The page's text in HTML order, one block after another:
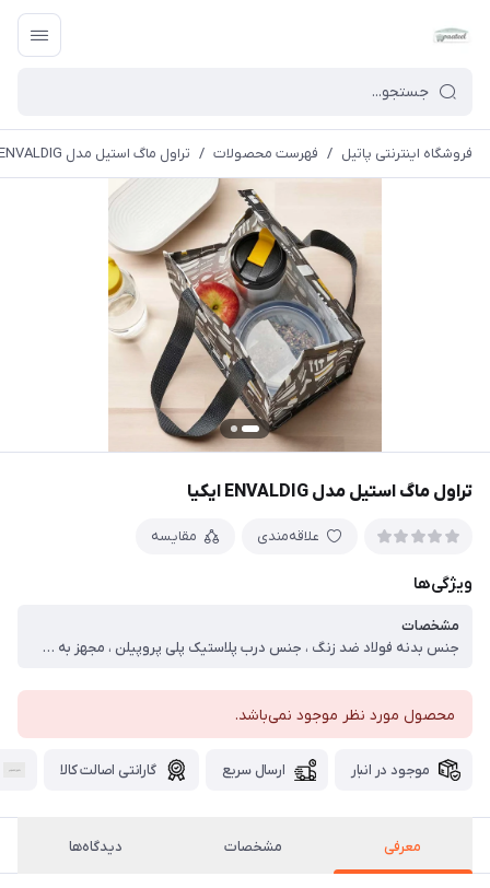
فروشگاه اینترنتی پاتیل / فهرست محصولات / تراول ماگ استیل مدل ENVALDIG ایکیا
تراول ماگ استیل مدل ENVALDIG ایکیا
علاقه‌مندی مقایسه
ویژگی‌ها
مشخصات
جنس بدنه فولاد ضد زنگ ، جنس درب پلاستیک پلی پروپیلن ، مجهز به واشر لاستیک سیلیکونی
محصول مورد نظر موجود نمی‌باشد.
موجود در انبار ارسال سریع گارانتی اصالت کالا
معرفی مشخصات دیدگاه‌ها